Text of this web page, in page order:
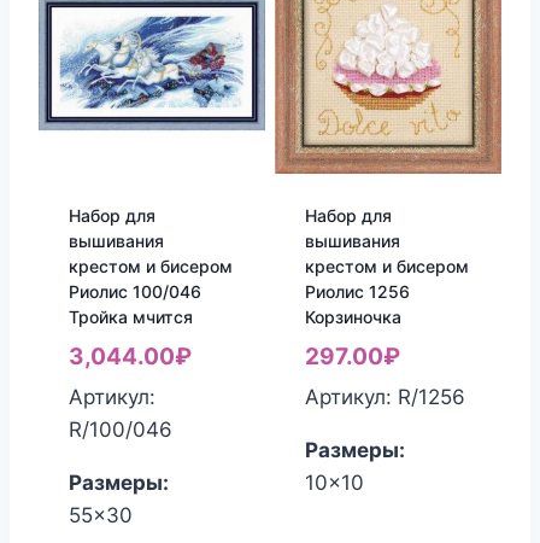
Набор для
вышивания
крестом и бисером
Риолис 100/046
Тройка мчится
3,044.00₽
Артикул:
R/100/046
Размеры:
55x30
Набор для
вышивания
крестом и бисером
Риолис 1256
Корзиночка
297.00₽
Артикул: R/1256
Размеры:
10x10